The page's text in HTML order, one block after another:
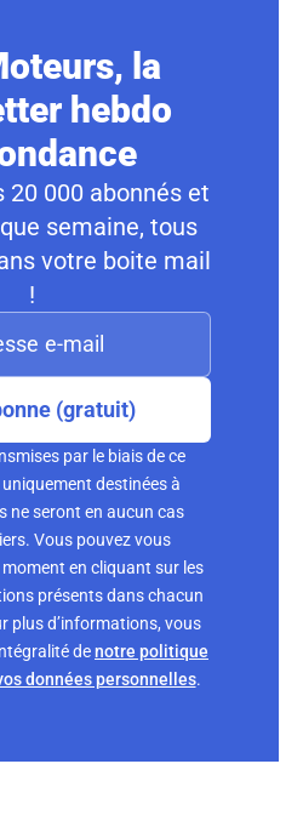
la
hebdo
20 000 abonnés et
semaine, tous
votre boite mail
!
(gratuit)
par le biais de ce
destinées à
ne seront en aucun cas
Vous pouvez vous
en cliquant sur les
présents dans chacun
plus d’informations, vous
denotre politique
données personnelles.